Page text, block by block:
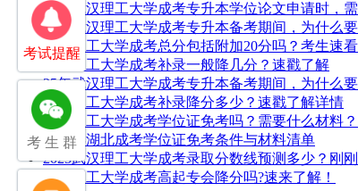
25年武汉理工大学成考专升本学位论文申请时，
25年武汉理工大学成考专升本备考期间，为什么
武汉理工大学成考总分包括附加20分吗？考生速看
武汉理工大学成考补录一般降几分？速戳了解
25年武汉理工大学成考专升本备考期间，为什么
武汉理工大学成考补录降分多少？速戳了解详情
武汉理工大学成考学位证免考吗？需要什么材料？
2026年湖北成考学位证免考条件与材料清单
2025武汉理工大学成考录取分数线预测多少？刚刚
武汉理工大学成考高起专会降分吗?速来了解！
考试提醒
考 生 群